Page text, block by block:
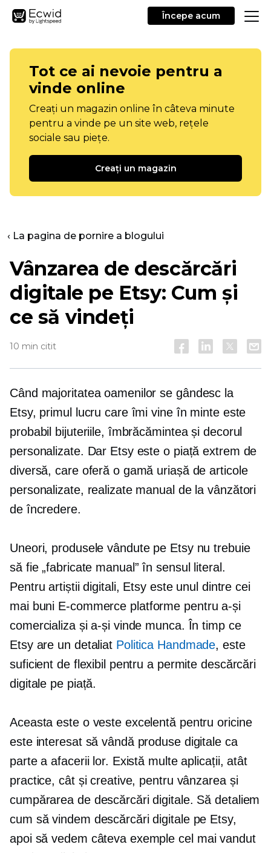
Începe acum
Tot ce ai nevoie pentru a
vinde online
Creați un magazin online în câteva minute
pentru a vinde pe un site web, rețele
sociale sau piețe.
Creați un magazin
‹ La pagina de pornire a blogului
Vânzarea de descărcări
digitale pe Etsy: Cum și
ce să vindeți
10 min citit
Când majoritatea oamenilor se gândesc la
Etsy, primul lucru care îmi vine în minte este
probabil bijuteriile, îmbrăcămintea și decorul
personalizate. Dar Etsy este o piață extrem de
diversă, care oferă o gamă uriașă de articole
personalizate, realizate manual de la vânzători
de încredere.
Uneori, produsele vândute pe Etsy nu trebuie
să fie „fabricate manual” în sensul literal.
Pentru artiștii digitali, Etsy este unul dintre cei
mai buni E-commerce platforme pentru a-și
comercializa și a-și vinde munca. În timp ce
Etsy are un detaliat Politica Handmade, este
suficient de flexibil pentru a permite descărcări
digitale pe piață.
Aceasta este o veste excelentă pentru oricine
este interesat să vândă produse digitale ca
parte a afacerii lor. Există multe aplicații, atât
practice, cât și creative, pentru vânzarea și
cumpărarea de descărcări digitale. Să detaliem
cum să vindem descărcări digitale pe Etsy,
apoi să vedem câteva exemplecel mai vandut